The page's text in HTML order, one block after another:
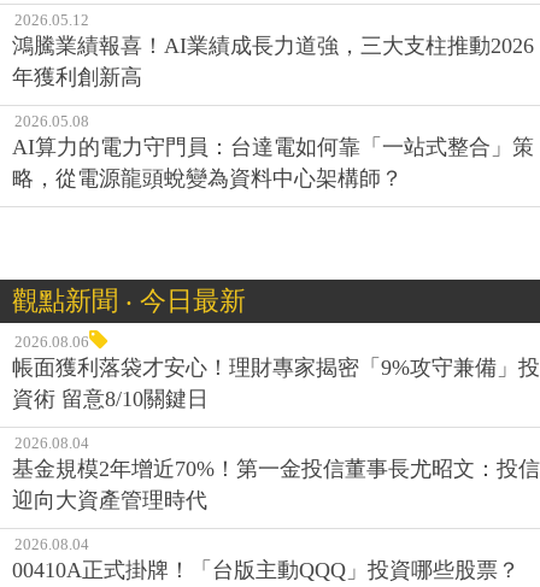
2026.05.12
鴻騰業績報喜！AI業績成長力道強，三大支柱推動2026
年獲利創新高
2026.05.08
AI算力的電力守門員：台達電如何靠「一站式整合」策
略，從電源龍頭蛻變為資料中心架構師？
觀點新聞 ‧ 今日最新
2026.08.06
帳面獲利落袋才安心！理財專家揭密「9%攻守兼備」投
資術 留意8/10關鍵日
2026.08.04
基金規模2年增近70%！第一金投信董事長尤昭文：投信
迎向大資產管理時代
2026.08.04
00410A正式掛牌！「台版主動QQQ」投資哪些股票？